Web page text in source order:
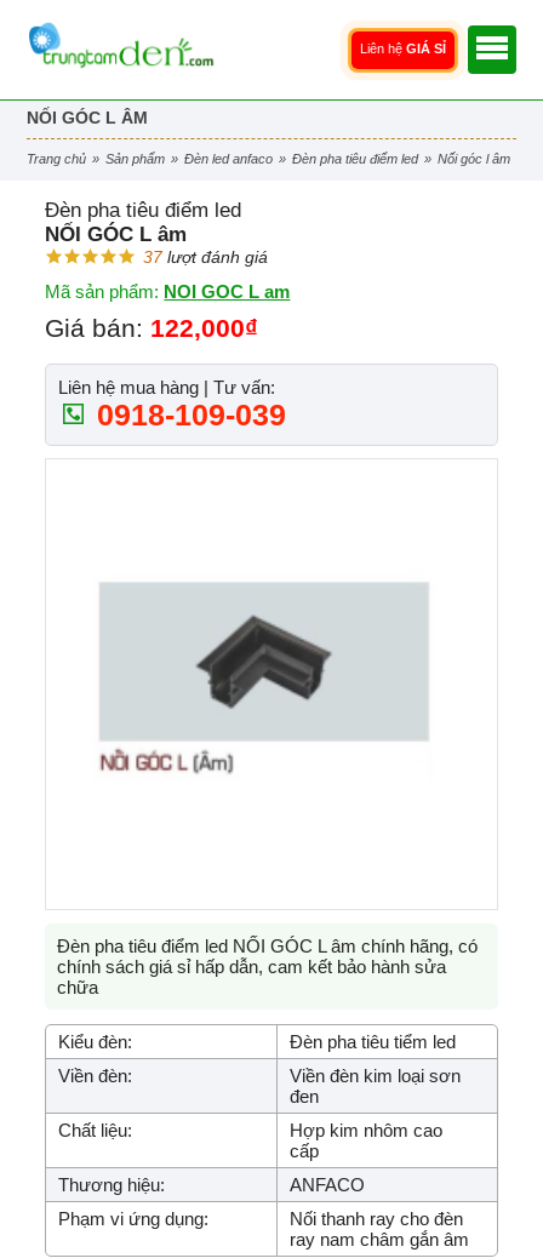
Liên hệ GIÁ SỈ
NỐI GÓC L ÂM
trang chủ » sản phẩm » đèn led anfaco » đèn pha tiêu điểm led » nối góc l âm
Đèn pha tiêu điểm led
NỐI GÓC L âm
37lượt đánh giá
Mã sản phẩm: NOI GOC L am
Giá bán: 122,000₫
Liên hệ mua hàng | Tư vấn:
0918-109-039
Đèn pha tiêu điểm led NỐI GÓC L âm chính hãng, có
chính sách giá sỉ hấp dẫn, cam kết bảo hành sửa
chữa
Kiểu đèn:
Đèn pha tiêu tiểm led
Viền đèn:
Viền đèn kim loại sơn
đen
Chất liệu:
Hợp kim nhôm cao
cấp
Thương hiệu:
ANFACO
Phạm vi ứng dụng:
Nối thanh ray cho đèn
ray nam châm gắn âm